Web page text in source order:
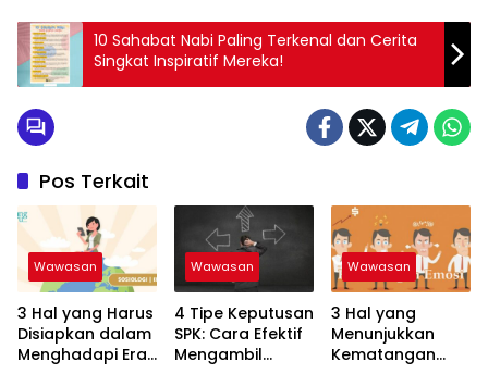
10 Sahabat Nabi Paling Terkenal dan Cerita
Singkat Inspiratif Mereka!
Pos Terkait
Wawasan
3 Hal yang Harus
Disiapkan dalam
Menghadapi Era
Wawasan
4 Tipe Keputusan
SPK: Cara Efektif
Mengambil
Wawasan
3 Hal yang
Menunjukkan
Kematangan